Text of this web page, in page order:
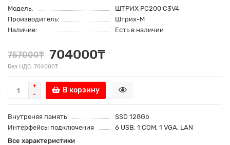
Модель:
ШТРИХ PC200 C3V4
Производитель:
Штрих-М
Наличие:
Есть в наличии
757000₸ 704000₸
Без НДС: 704000₸
В корзину
Внутреняя память
SSD 128Gb
Интерфейсы подключения
6 USB, 1 COM, 1 VGA, LAN
Все характеристики